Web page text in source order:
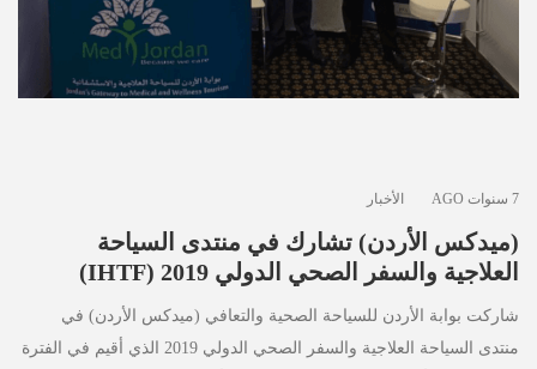
7 سنوات AGO الأخبار
(ميدكس الأردن) تشارك في منتدى السياحة
العلاجية والسفر الصحي الدولي 2019 (IHTF)
شاركت بوابة الأردن للسياحة الصحية والتعافي (ميدكس الأردن) في
منتدى السياحة العلاجية والسفر الصحي الدولي 2019 الذي أقيم في الفترة